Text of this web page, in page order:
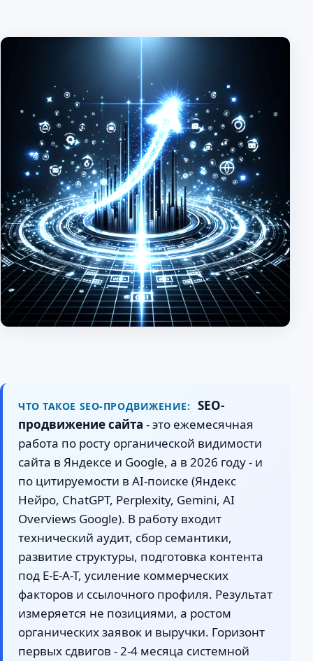
ЧТО ТАКОЕ SEO-ПРОДВИЖЕНИЕ:
SEO-
продвижение сайта - это ежемесячная
работа по росту органической видимости
сайта в Яндексе и Google, а в 2026 году - и
по цитируемости в AI-поиске (Яндекс
Нейро, ChatGPT, Perplexity, Gemini, AI
Overviews Google). В работу входит
технический аудит, сбор семантики,
развитие структуры, подготовка контента
под E-E-A-T, усиление коммерческих
факторов и ссылочного профиля. Результат
измеряется не позициями, а ростом
органических заявок и выручки. Горизонт
первых сдвигов - 2-4 месяца системной